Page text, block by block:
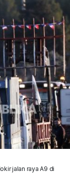
jalan raya A9 di